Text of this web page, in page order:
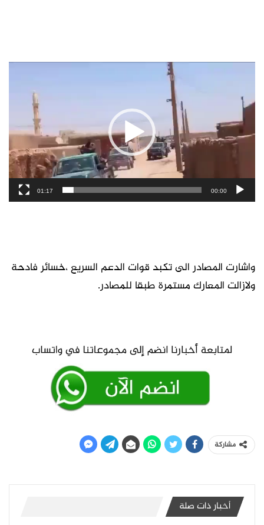
00:00
01:17
واشارت المصادر الى تكبد قوات الدعم السريع ،خسائر فادحة
ولازالت المعارك مستمرة طبقا للمصادر.
مشاركة
أخبار ذات صلة